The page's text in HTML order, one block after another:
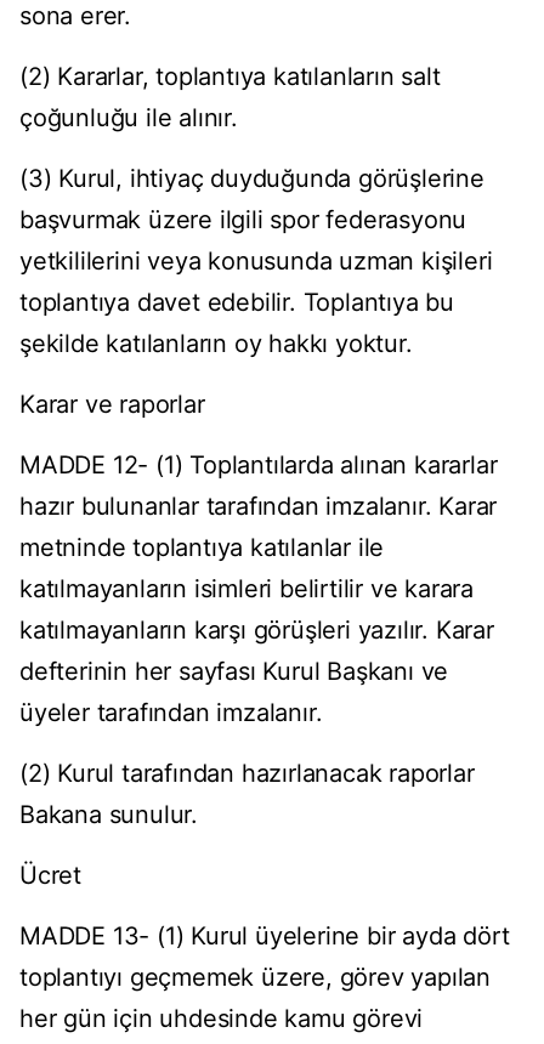
sona erer.
(2) Kararlar, toplantıya katılanların salt
çoğunluğu ile alınır.
(3) Kurul, ihtiyaç duyduğunda görüşlerine
başvurmak üzere ilgili spor federasyonu
yetkililerini veya konusunda uzman kişileri
toplantıya davet edebilir. Toplantıya bu
şekilde katılanların oy hakkı yoktur.
Karar ve raporlar
MADDE 12- (1) Toplantılarda alınan kararlar
hazır bulunanlar tarafından imzalanır. Karar
metninde toplantıya katılanlar ile
katılmayanların isimleri belirtilir ve karara
katılmayanların karşı görüşleri yazılır. Karar
defterinin her sayfası Kurul Başkanı ve
üyeler tarafından imzalanır.
(2) Kurul tarafından hazırlanacak raporlar
Bakana sunulur.
Ücret
MADDE 13- (1) Kurul üyelerine bir ayda dört
toplantıyı geçmemek üzere, görev yapılan
her gün için uhdesinde kamu görevi